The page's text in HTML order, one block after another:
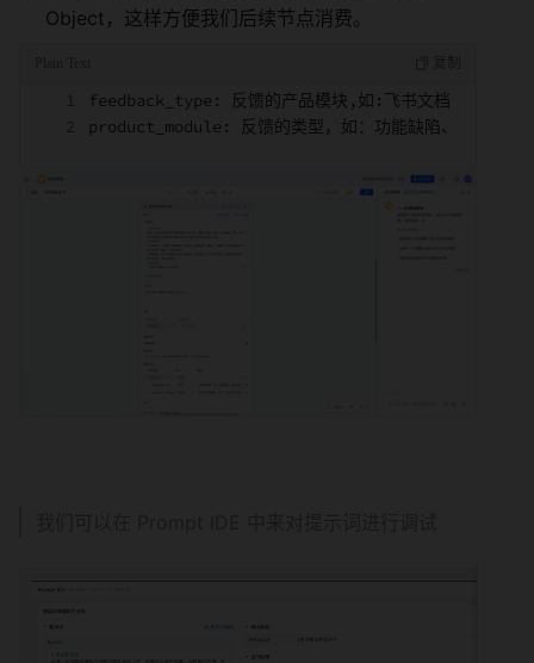
Object，这样方便我们后续节点消费。
feedback_type: 反馈的产品模块,如:飞书文档、多维表格
product_module: 反馈的类型，如：功能缺陷、需求建议